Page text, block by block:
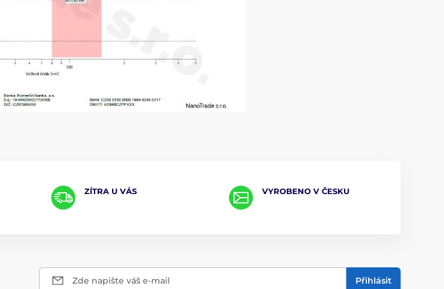
ZÍTRA U VÁS VYROBENO V ČESKU
Zde napište váš e-mail Přihlásit